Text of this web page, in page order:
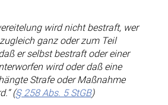
wird nicht bestraft, wer
ganz oder zum Teil
er selbst bestraft oder einer
wird oder daß eine
Strafe oder Maßnahme
(§ 258 Abs. 5 StGB)